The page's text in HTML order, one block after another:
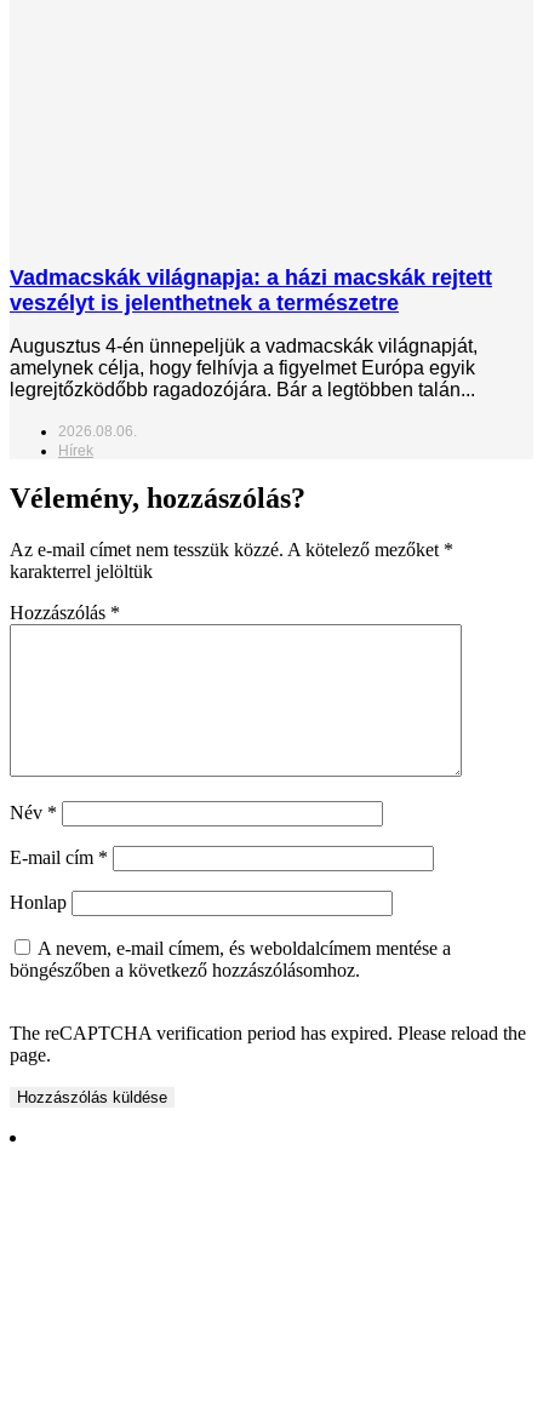
Vadmacskák világnapja: a házi macskák rejtett
veszélyt is jelenthetnek a természetre
Augusztus 4-én ünnepeljük a vadmacskák világnapját,
amelynek célja, hogy felhívja a figyelmet Európa egyik
legrejtőzködőbb ragadozójára. Bár a legtöbben talán...
2026.08.06.
Hírek
Vélemény, hozzászólás?
Az e-mail címet nem tesszük közzé. A kötelező mezőket *
karakterrel jelöltük
Hozzászólás *
Név *
E-mail cím *
Honlap
A nevem, e-mail címem, és weboldalcímem mentése a
böngészőben a következő hozzászólásomhoz.
The reCAPTCHA verification period has expired. Please reload the
page.